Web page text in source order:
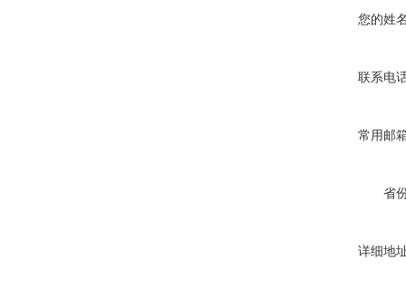
您的姓
联系电
常用邮
省
详细地